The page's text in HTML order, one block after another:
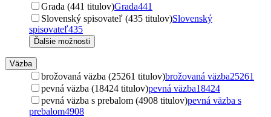
Grada (441 titulov)Grada441
Slovenský spisovateľ (435 titulov)Slovenský
spisovateľ435
Ďalšie možnosti
Väzba
brožovaná väzba (25261 titulov)brožovaná väzba25261
pevná väzba (18424 titulov)pevná väzba18424
pevná väzba s prebalom (4908 titulov)pevná väzba s
prebalom4908